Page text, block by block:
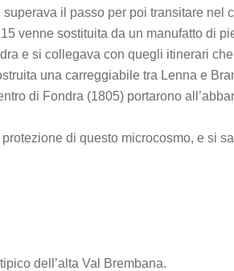
il passo per poi transitare
venne sostituita da un manufatto di
e si collegava con quegli itinerari
una carreggiabile tra Lenna e
di Fondra (1805) portarono
di questo microcosmo, e si
dell’alta Val Brembana.